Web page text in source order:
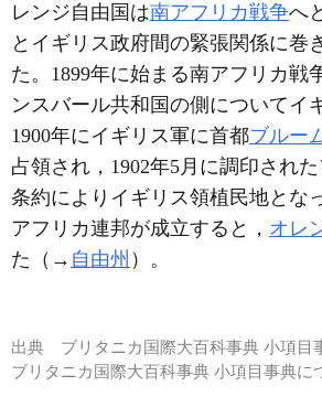
レンジ自由国は南アフリカ戦争へ
とイギリス政府間の緊張関係に巻
た。1899年に始まる南アフリカ戦
ンスバール共和国の側についてイ
1900年にイギリス軍に首都ブルー
占領され，1902年5月に調印され
条約によりイギリス領植民地とな
アフリカ連邦が成立すると， オレ
た（→ 自由州 ）。
出典 ブリタニカ国際大百科事典 小項目
ブリタニカ国際大百科事典 小項目事典